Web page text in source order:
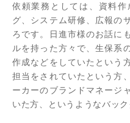
依頼業務としては、資料
グ、システム研修、広報の
ろです。日進市様のお話に
ルを持った方々で、生保系
作成などをしていたという
担当をされていたという方
ーカーのブランドマネージ
いた方、というようなバッ